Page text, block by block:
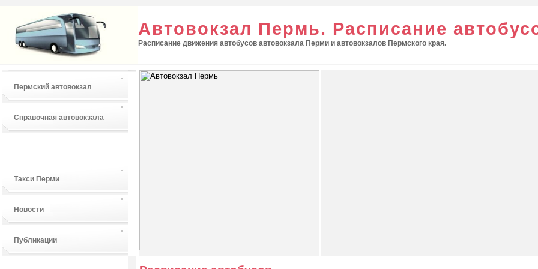
Автовокзал Пермь. Расписание
Расписание движения автобусов автовокзала Перми и автовокзалов Пермского края.
Пермский автовокзал
Справочная автовокзала
Такси Перми
Новости
Публикации